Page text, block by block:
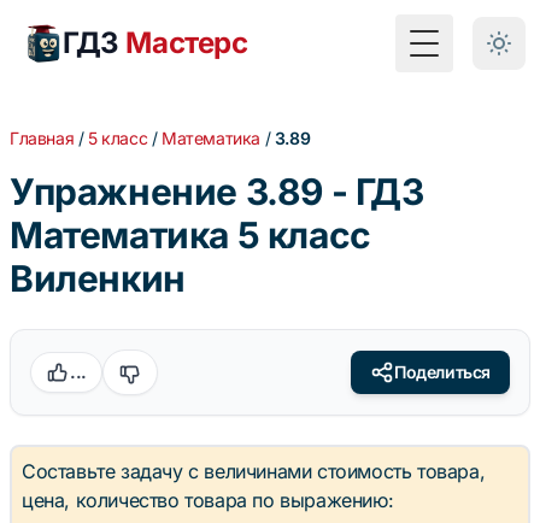
ГДЗ Мастерс Toggle Menu
Главная / 5 класс / Математика /3.89
Упражнение 3.89 - ГДЗ
Математика 5 класс
Виленкин
... Поделиться
Составьте задачу с величинамистоимость товара,
цена, количество товара по выражению: